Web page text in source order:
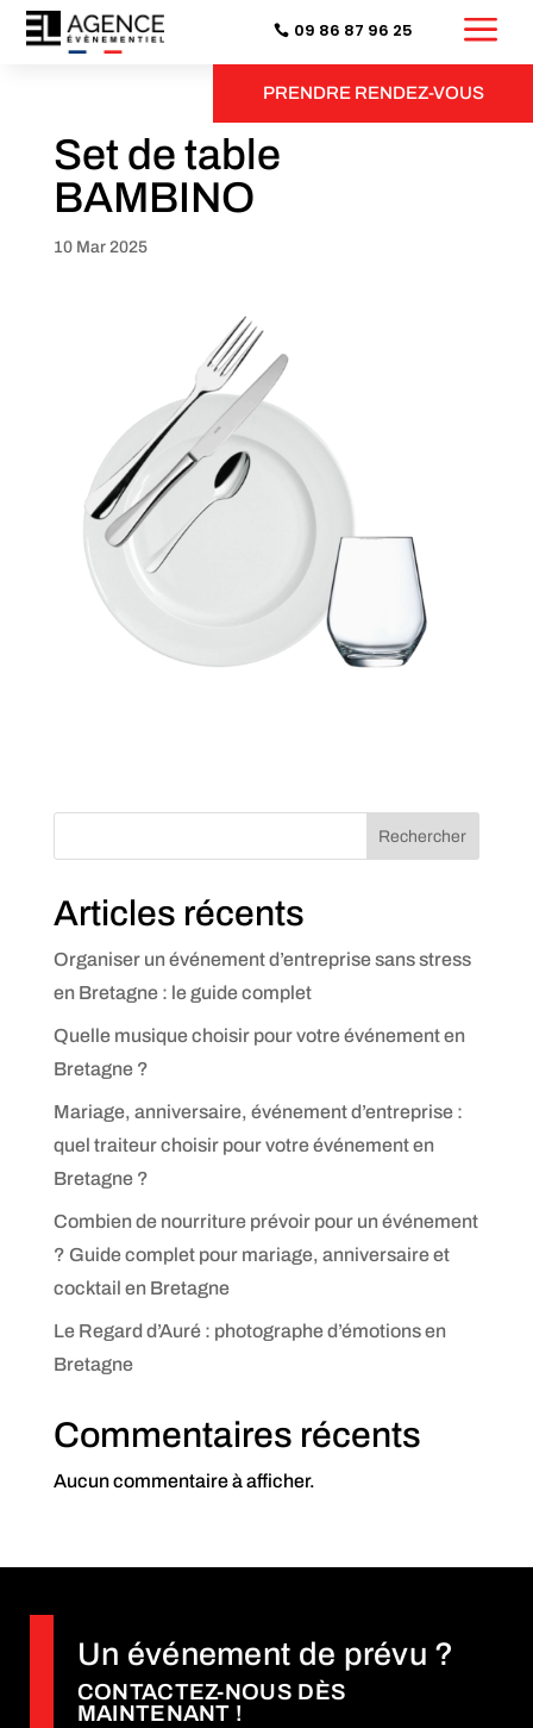
09 86 87 96 25 a
PRENDRE RENDEZ-VOUS
Set de table
BAMBINO
10 Mar 2025
Rechercher
Articles récents
Organiser un événement d’entreprise sans stress
en Bretagne : le guide complet
Quelle musique choisir pour votre événement en
Bretagne ?
Mariage, anniversaire, événement d’entreprise :
quel traiteur choisir pour votre événement en
Bretagne ?
Combien de nourriture prévoir pour un événement
? Guide complet pour mariage, anniversaire et
cocktail en Bretagne
Le Regard d’Auré : photographe d’émotions en
Bretagne
Commentaires récents
Aucun commentaire à afficher.
Un événement de prévu ?
CONTACTEZ-NOUS DÈS
MAINTENANT !